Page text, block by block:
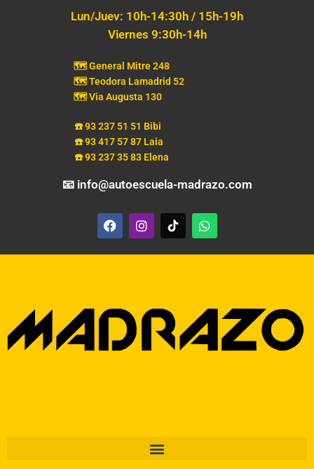
Lun/Juev: 10h-14:30h / 15h-19h
Viernes 9:30h-14h
🗺️ General Mitre 248
🗺️ Teodora Lamadrid 52
🗺️ Via Augusta 130
☎️ 93 237 51 51 Bibi
☎️ 93 417 57 87 Laia
☎️ 93 237 35 83 Elena
📧 info@autoescuela-madrazo.com